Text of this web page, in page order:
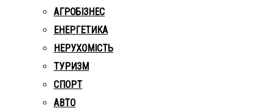
АГРОБІЗНЕС
ЕНЕРГЕТИКА
НЕРУХОМІСТЬ
ТУРИЗМ
СПОРТ
АВТО